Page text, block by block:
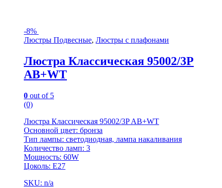
-8%
Люстры Подвесные, Люстры с плафонами
Люстра Классическая 95002/3P
AB+WT
0 out of 5
(0)
Люстра Классическая 95002/3P AB+WT
Основной цвет: бронза
Тип лампы: светодиодная, лампа накаливания
Количество ламп: 3
Мощность: 60W
Цоколь: E27
SKU: n/a